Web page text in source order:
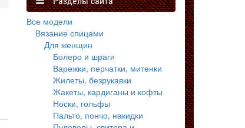
Все модели
Вязание спицами
Для женщин
Болеро и шраги
Варежки, перчатки, митенки
Жилеты, безрукавки
Жакеты, кардиганы и кофты
Носки, гольфы
Пальто, пончо, накидки